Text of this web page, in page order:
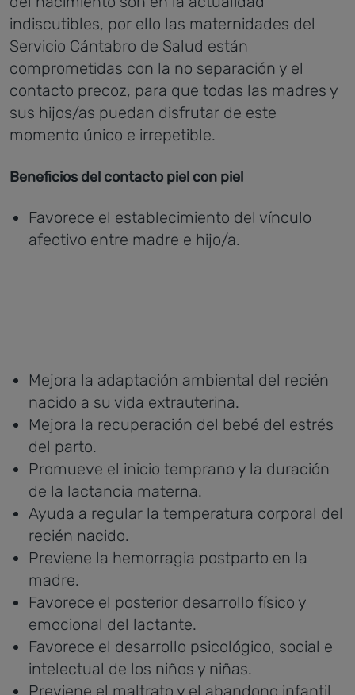
indiscutibles, por ello las maternidades del
Servicio Cántabro de Salud están
comprometidas con la no separación y el
contacto precoz, para que todas las madres y
sus hijos/as puedan disfrutar de este
momento único e irrepetible.
Beneficios del contacto piel con piel
Favorece el establecimiento del vínculo
afectivo entre madre e hijo/a.
Mejora la adaptación ambiental del recién
nacido a su vida extrauterina.
Mejora la recuperación del bebé del estrés
del parto.
Promueve el inicio temprano y la duración
de la lactancia materna.
Ayuda a regular la temperatura corporal del
recién nacido.
Previene la hemorragia postparto en la
madre.
Favorece el posterior desarrollo físico y
emocional del lactante.
Favorece el desarrollo psicológico, social e
intelectual de los niños y niñas.
Previene el maltrato y el abandono infantil.